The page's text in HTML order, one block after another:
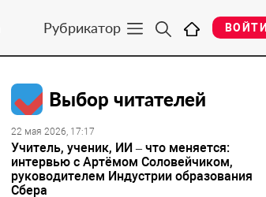
Рубрикатор ВОЙТИ
Выбор читателей
22 мая 2026, 17:17
Учитель, ученик, ИИ – что меняется:
интервью с Артёмом Соловейчиком,
руководителем Индустрии образования
Сбера